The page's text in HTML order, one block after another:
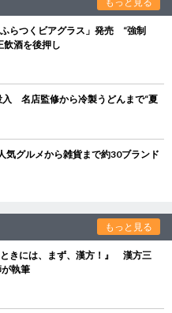
らつくビアグラス」発売 “強制
飲酒を後押し
入 名店監修から冷製うどんまで“夏
グルメから雑貨まで約30ブランド
もっと見る
きには、まず、漢方！』 漢方三
執筆